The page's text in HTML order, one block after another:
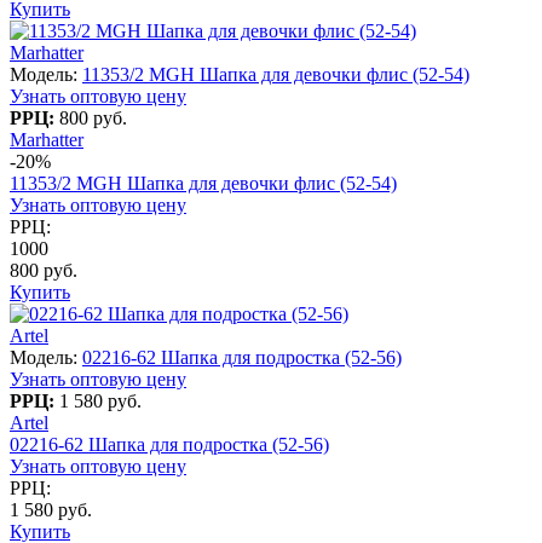
Купить
Marhatter
Модель: 11353/2 MGH Шапка для девочки флис (52-54)
Узнать оптовую цену
РРЦ: 800 руб.
Marhatter
-20%
11353/2 MGH Шапка для девочки флис (52-54)
Узнать оптовую цену
РРЦ:
1000
800 руб.
Купить
Artel
Модель: 02216-62 Шапка для подростка (52-56)
Узнать оптовую цену
РРЦ: 1 580 руб.
Artel
02216-62 Шапка для подростка (52-56)
Узнать оптовую цену
РРЦ:
1 580 руб.
Купить